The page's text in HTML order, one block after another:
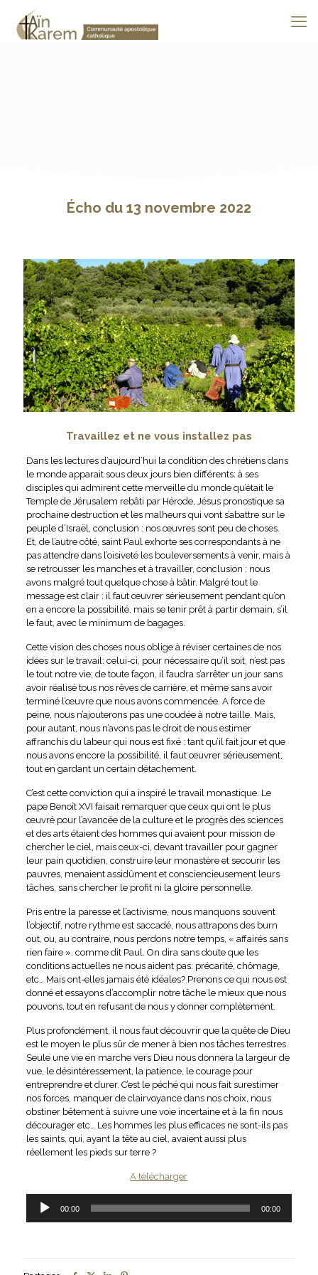
Écho du 13 novembre 2022
Travaillez et ne vous installez pas
Dans les lectures d’aujourd’hui la condition des chrétiens dans
le monde apparait sous deux jours bien différents: à ses
disciples qui admirent cette merveille du monde qu’était le
Temple de Jérusalem rebâti par Hérode, Jésus pronostique sa
prochaine destruction et les malheurs qui vont s’abattre sur le
peuple d’Israël, conclusion : nos œuvres sont peu de choses.
Et, de l’autre côté, saint Paul exhorte ses correspondants à ne
pas attendre dans l’oisiveté les bouleversements à venir, mais à
se retrousser les manches et à travailler, conclusion : nous
avons malgré tout quelque chose à bâtir. Malgré tout le
message est clair : il faut œuvrer sérieusement pendant qu’on
en a encore la possibilité, mais se tenir prêt à partir demain, s’il
le faut, avec le minimum de bagages.
Cette vision des choses nous oblige à réviser certaines de nos
idées sur le travail: celui-ci, pour nécessaire qu’il soit, n’est pas
le tout notre vie; de toute façon, il faudra s’arrêter un jour sans
avoir réalisé tous nos rêves de carrière, et même sans avoir
terminé l’œuvre que nous avons commencée. A force de
peine, nous n’ajouterons pas une coudée à notre taille. Mais,
pour autant, nous n’avons pas le droit de nous estimer
affranchis du labeur qui nous est fixé : tant qu’il fait jour et que
nous avons encore la possibilité, il faut œuvrer sérieusement,
tout en gardant un certain détachement.
C’est cette conviction qui a inspiré le travail monastique. Le
pape Benoît XVI faisait remarquer que ceux qui ont le plus
œuvré pour l’avancée de la culture et le progrès des sciences
et des arts étaient des hommes qui avaient pour mission de
chercher le ciel, mais ceux-ci, devant travailler pour gagner
leur pain quotidien, construire leur monastère et secourir les
pauvres, menaient assidûment et consciencieusement leurs
tâches, sans chercher le profit ni la gloire personnelle.
Pris entre la paresse et l’activisme, nous manquons souvent
l’objectif, notre rythme est saccadé, nous attrapons des burn
out, ou, au contraire, nous perdons notre temps, « affairés sans
rien faire », comme dit Paul. On dira sans doute que les
conditions actuelles ne nous aident pas: précarité, chômage,
etc… Mais ont-elles jamais été idéales? Prenons ce qui nous est
donné et essayons d’accomplir notre tâche le mieux que nous
pouvons, tout en refusant de nous y donner complètement.
Plus profondément, il nous faut découvrir que la quête de Dieu
est le moyen le plus sûr de mener à bien nos tâches terrestres.
Seule une vie en marche vers Dieu nous donnera la largeur de
vue, le désintéressement, la patience, le courage pour
entreprendre et durer. C’est le péché qui nous fait surestimer
nos forces, manquer de clairvoyance dans nos choix, nous
obstiner bêtement à suivre une voie incertaine et à la fin nous
décourager etc… Les hommes les plus efficaces ne sont-ils pas
les saints, qui, ayant la tête au ciel, avaient aussi plus
réellement les pieds sur terre ?
A télécharger
Lecteur
audio
00:00 00:00